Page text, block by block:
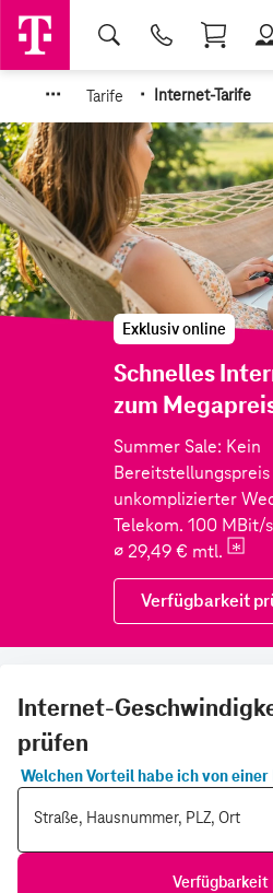
··· Tarife · Internet-Tarife
Internet-
prüfen
Welchen Vorteil habe ich von einer
Straße, Hausnummer, PLZ, Ort
Verfügbarkeit